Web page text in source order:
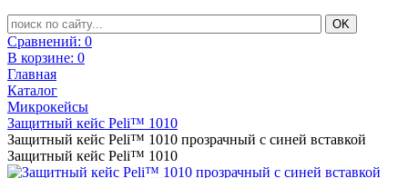
Сравнений: 0
В корзине: 0
Главная
Каталог
Микрокейсы
Защитный кейс Peli™ 1010
Защитный кейс Peli™ 1010 прозрачный с синей вставкой
Защитный кейс Peli™ 1010